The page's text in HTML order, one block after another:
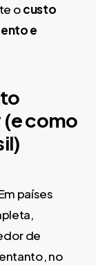
ocusto
e
(e como
países
de
no